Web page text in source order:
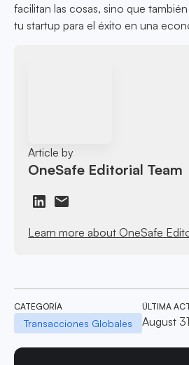
facilitan las cosas, sino que
tu startup para el éxito en una
Article by
OneSafe Editorial Team
Learn more about OneSafe
CATEGORÍA
Transacciones Globales
ÚLTIMA
August